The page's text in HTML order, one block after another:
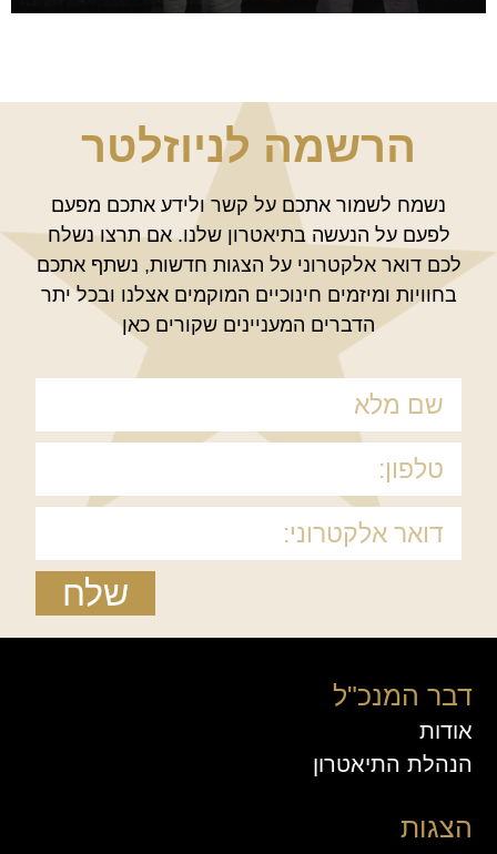
שומעת אותך
הרשמה לניוזלטר
נשמח לשמור אתכם על קשר ולידע אתכם מפעם
לפעם על הנעשה בתיאטרון שלנו. אם תרצו נשלח
לכם דואר אלקטרוני על הצגות חדשות, נשתף אתכם
בחוויות ומיזמים חינוכיים המוקמים אצלנו ובכל יתר
הדברים המעניינים שקורים כאן
שלח
דבר המנכ"ל
אודות
הנהלת התיאטרון
הצגות